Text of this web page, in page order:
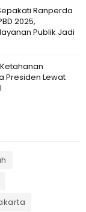
Ranperda
2025,
Publik Jadi
Presiden Lewat